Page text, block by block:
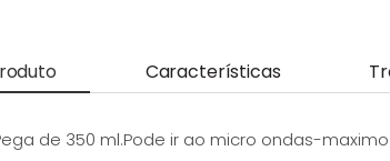
Características
de 350 ml.Pode ir ao micro ondas-